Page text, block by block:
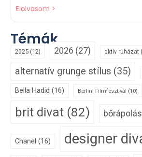
Elolvasom >
Témák
2025 (12) 2026 (27) aktív ruházat
alternatív grunge stílus (35)
Bella Hadid (16) Berlini Filmfesztivál (10)
brit divat (82) bőrápolás
Chanel (16) designer